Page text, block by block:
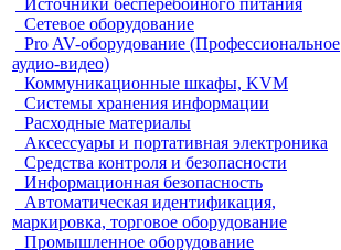
Источники бесперебойного питания
Сетевое оборудование
Pro AV-оборудование (Профессиональное
аудио-видео)
Коммуникационные шкафы, KVM
Системы хранения информации
Расходные материалы
Аксессуары и портативная электроника
Средства контроля и безопасности
Информационная безопасность
Автоматическая идентификация,
маркировка, торговое оборудование
Промышленное оборудование